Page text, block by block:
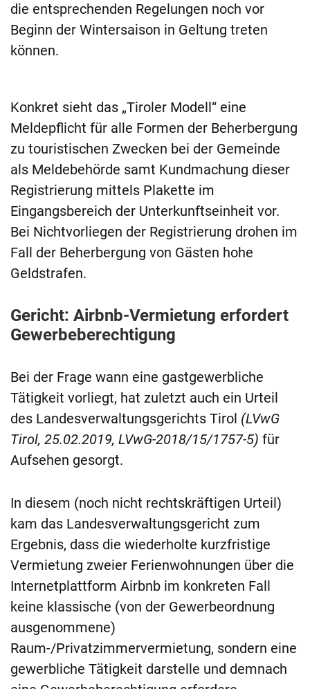
die entsprechenden Regelungen noch vor
Beginn der Wintersaison in Geltung treten
können.
Konkret sieht das „Tiroler Modell“ eine
Meldepflicht für alle Formen der Beherbergung
zu touristischen Zwecken bei der Gemeinde
als Meldebehörde samt Kundmachung dieser
Registrierung mittels Plakette im
Eingangsbereich der Unterkunftseinheit vor.
Bei Nichtvorliegen der Registrierung drohen im
Fall der Beherbergung von Gästen hohe
Geldstrafen.
Gericht: Airbnb-Vermietung erfordert
Gewerbeberechtigung
Bei der Frage wann eine gastgewerbliche
Tätigkeit vorliegt, hat zuletzt auch ein Urteil
des Landesverwaltungsgerichts Tirol (LVwG
Tirol, 25.02.2019, LVwG-2018/15/1757-5) für
Aufsehen gesorgt.
In diesem (noch nicht rechtskräftigen Urteil)
kam das Landesverwaltungsgericht zum
Ergebnis, dass die wiederholte kurzfristige
Vermietung zweier Ferienwohnungen über die
Internetplattform Airbnb im konkreten Fall
keine klassische (von der Gewerbeordnung
ausgenommene)
Raum-/Privatzimmervermietung, sondern eine
gewerbliche Tätigkeit darstelle und demnach